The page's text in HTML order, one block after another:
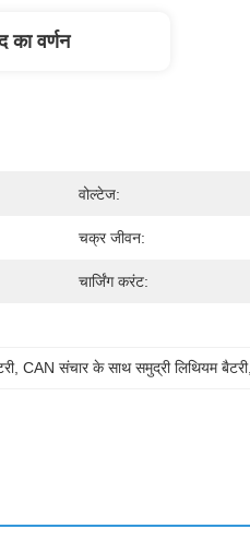
का वर्णन
वोल्टेज:
चक्र जीवन:
चार्जिंग करंट:
, CAN संचार के साथ समुद्री लिथियम बैटरी,